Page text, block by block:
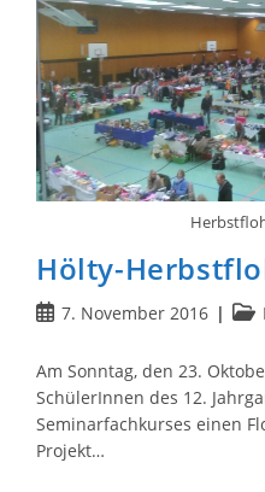
Hölty-
Beitrag
7. November 2016
Am Sonntag, den 23.
SchülerInnen des 12.
Seminarfachkurses einen
Projekt…